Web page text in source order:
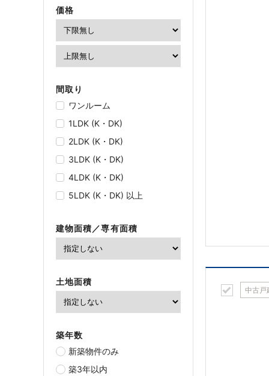
価格
間取り
ワンルーム
1LDK (K・DK)
2LDK (K・DK)
3LDK (K・DK)
4LDK (K・DK)
5LDK (K・DK) 以上
建物面積／専有面積
土地面積
築年数
新築物件のみ
築3年以内
中古戸